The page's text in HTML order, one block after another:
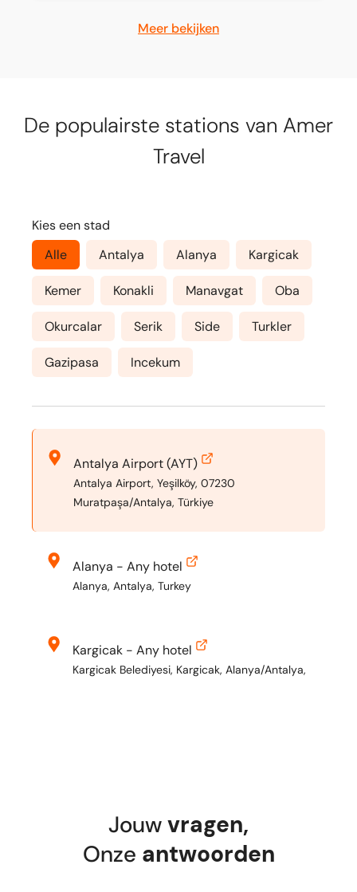
Meer bekijken
De populairste stations van Amer
Travel
Kies een stad
Alle
Antalya Alanya Kargicak
Kemer Konakli Manavgat Oba
Okurcalar Serik Side Turkler
Gazipasa Incekum
Antalya Airport (AYT)
Antalya Airport, Yeşilköy, 07230
Muratpaşa/Antalya, Türkiye
Alanya - Any hotel
Alanya, Antalya, Turkey
Kargicak - Any hotel
Kargicak Belediyesi, Kargicak, Alanya/Antalya,
Konakli - Any hotel
Konakli, Alanya/Antalya, Turkey
Jouwvragen,
Onze antwoorden